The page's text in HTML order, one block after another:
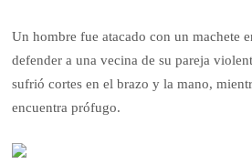
Un hombre fue atacado con un machete
defender a una vecina de su pareja
sufrió cortes en el brazo y la mano,
encuentra prófugo.